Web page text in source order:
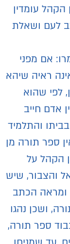
עומדין
לעם ושאלת
אם מפני
ראיה שיהא
לפי שהוא
אדם חייב
והתלמיד
ספר תורה מן
הקהל על
והצבור, שיש
הכתב
ושכן נהגו
ספר תורה,